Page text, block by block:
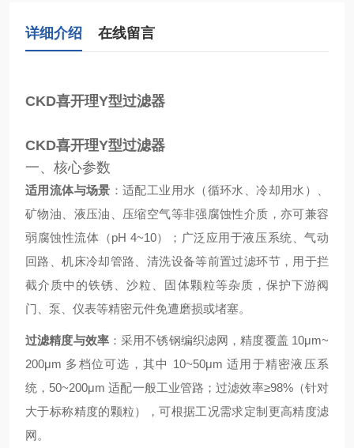
详细介绍 在线留言
CKD喜开理Y型过滤器
CKD喜开理Y型过滤器
一、核心参数
适用流体与场景 ：适配工业用水（循环水、冷却用水）、
矿物油、液压油、压缩空气等非强腐蚀性介质，亦可兼容
弱腐蚀性流体（pH 4~10）；广泛应用于液压系统、气动
回路、机床冷却管路、清洗设备等前置过滤环节，用于拦
截介质中的铁锈、沙粒、固体颗粒等杂质，保护下游阀
门、泵、仪表等精密元件免遭磨损或堵塞。
过滤精度与效率：采用不锈钢编织滤网，精度覆盖 10μm~
200μm 多档位可选，其中 10~50μm 适用于精密液压系
统，50~200μm 适配一般工业管路；过滤效率≥98%（针对
大于标称精度的颗粒），可根据工况需求定制更高精度滤
网。